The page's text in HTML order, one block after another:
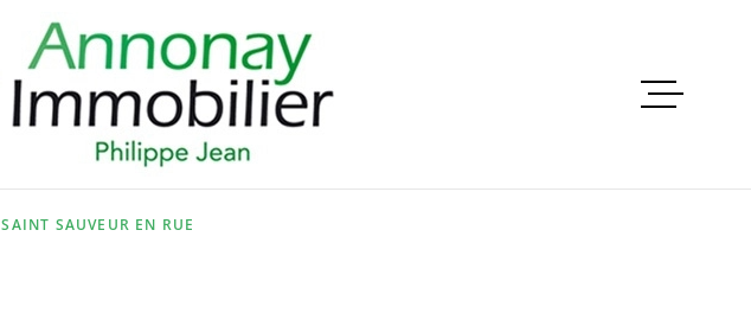
SAUVEUR EN RUE